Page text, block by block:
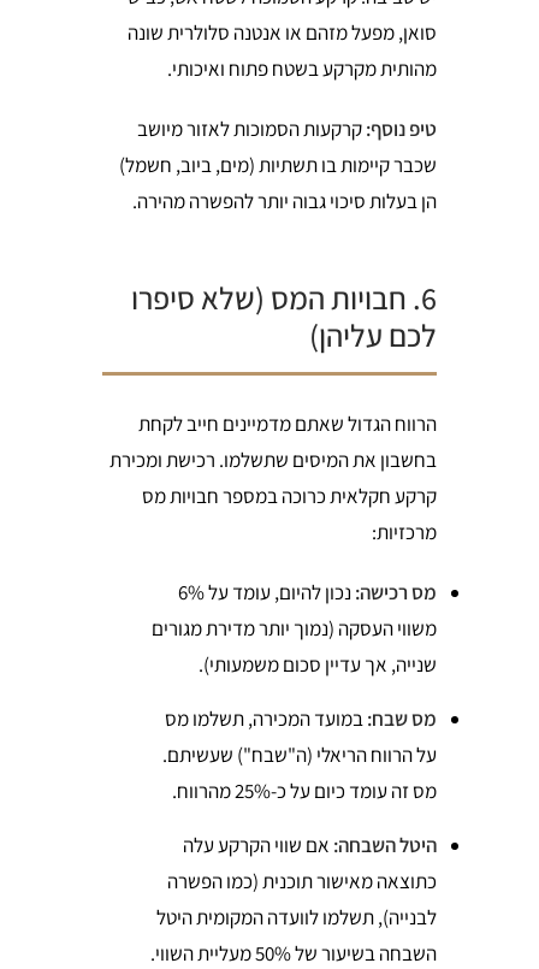
סואן, מפעל מזהם או אנטנה סלולרית שונה
מהותית מקרקע בשטח פתוח ואיכותי.
טיפ נוסף:קרקעות הסמוכות לאזור מיושב
שכבר קיימות בו תשתיות (מים, ביוב, חשמל)
הן בעלות סיכוי גבוה יותר להפשרה מהירה.
6. חבויות המס (שלא סיפרו
לכם עליהן)
הרווח הגדול שאתם מדמיינים חייב לקחת
בחשבון את המיסים שתשלמו. רכישת ומכירת
קרקע חקלאית כרוכה במספר חבויות מס
מרכזיות:
מס רכישה:
נכון להיום, עומד על 6%
משווי העסקה (נמוך יותר מדירת מגורים
שנייה, אך עדיין סכום משמעותי).
מס שבח:במועד המכירה, תשלמו מס
על הרווח הריאלי (ה"שבח") שעשיתם.
מס זה עומד כיום על כ-25% מהרווח.
היטל השבחה: אם שווי הקרקע עלה
כתוצאה מאישור תוכנית (כמו הפשרה
לבנייה), תשלמו לוועדה המקומית היטל
השבחה בשיעור של 50% מעליית השווי.